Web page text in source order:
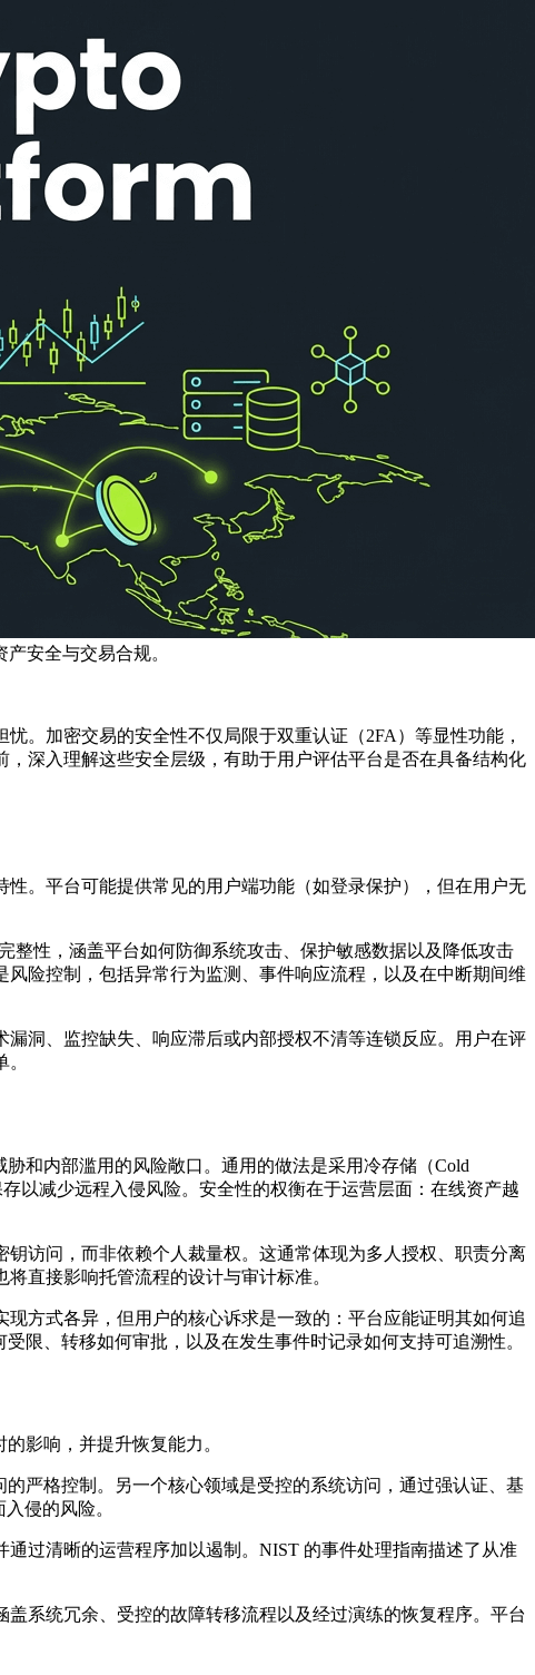
安全与交易合规。
。加密交易的安全性不仅局限于双重认证（2FA）等显性功能，
深入理解这些安全层级，有助于用户评估平台是否在具备结构化
。平台可能提供常见的用户端功能（如登录保护），但在用户无
整性 ，涵盖平台如何防御系统攻击、保护敏感数据以及降低攻击
风险控制
，包括异常行为监测、事件响应流程，以及在中断期间维
洞、监控缺失、响应滞后或内部授权不清等连锁反应。用户在评
和内部滥用的风险敞口。通用的做法是采用冷存储（Cold
以减少远程入侵风险。安全性的权衡在于运营层面：在线资产越
访问，而非依赖个人裁量权。这通常体现为多人授权、职责分离
直接影响托管流程的设计与审计标准。
方式各异，但用户的核心诉求是一致的：平台应能证明其如何追
限、转移如何审批，以及在发生事件时记录如何支持可追溯性。
影响，并提升恢复能力。
的严格控制。另一个核心领域是受控的系统访问 ，通过强认证、基
侵的风险。
过清晰的运营程序加以遏制。NIST 的事件处理指南描述了从准
系统冗余、受控的故障转移流程以及经过演练的恢复程序。平台